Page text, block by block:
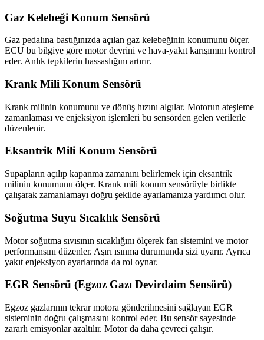
Gaz Kelebeği Konum Sensörü
Gaz pedalına bastığınızda açılan gaz kelebeğinin konumunu ölçer.
ECU bu bilgiye göre motor devrini ve hava-yakıt karışımını kontrol
eder. Anlık tepkilerin hassaslığını artırır.
Krank Mili Konum Sensörü
Krank milinin konumunu ve dönüş hızını algılar. Motorun ateşleme
zamanlaması ve enjeksiyon işlemleri bu sensörden gelen verilerle
düzenlenir.
Eksantrik Mili Konum Sensörü
Supapların açılıp kapanma zamanını belirlemek için eksantrik
milinin konumunu ölçer. Krank mili konum sensörüyle birlikte
çalışarak zamanlamayı doğru şekilde ayarlamanıza yardımcı olur.
Soğutma Suyu Sıcaklık Sensörü
Motor soğutma sıvısının sıcaklığını ölçerek fan sistemini ve motor
performansını düzenler. Aşırı ısınma durumunda sizi uyarır. Ayrıca
yakıt enjeksiyon ayarlarında da rol oynar.
EGR Sensörü (Egzoz Gazı Devirdaim Sensörü)
Egzoz gazlarının tekrar motora gönderilmesini sağlayan EGR
sisteminin doğru çalışmasını kontrol eder. Bu sensör sayesinde
zararlı emisyonlar azaltılır. Motor da daha çevreci çalışır.